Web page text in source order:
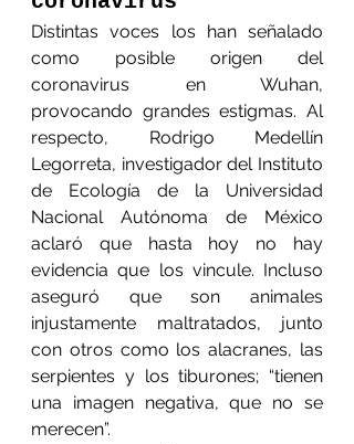
Distintas voces los han señalado
como posible origen del
coronavirus en Wuhan,
provocando grandes estigmas. Al
respecto, Rodrigo Medellín
Legorreta, investigador del Instituto
de Ecología de la Universidad
Nacional Autónoma de México
aclaró que hasta hoy no hay
evidencia que los vincule. Incluso
aseguró que son animales
injustamente maltratados, junto
con otros como los alacranes, las
serpientes y los tiburones; “tienen
una imagen negativa, que no se
merecen”.